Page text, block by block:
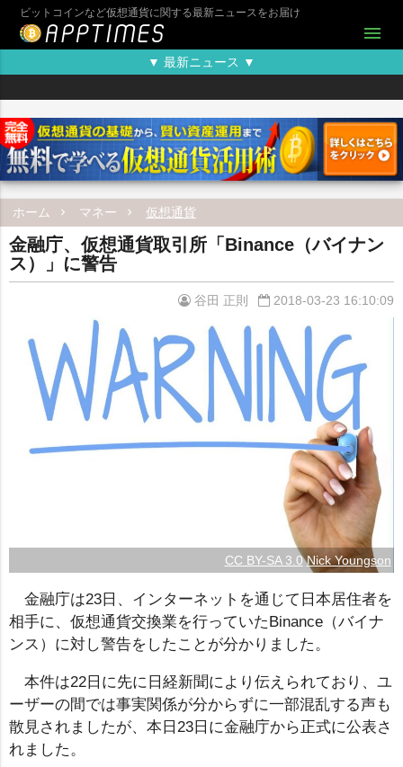
ビットコインなど仮想通貨に関する最新ニュースをお届け
menu
▼ 最新ニュース ▼
ホーム マネー 仮想通貨
金融庁、仮想通貨取引所「Binance（バイナン
ス）」に警告
谷田 正則 2018-03-23 16:10:09
CC BY-SA 3.0 Nick Youngson
金融庁は23日、インターネットを通じて日本居住者を
相手に、仮想通貨交換業を行っていたBinance（バイナ
ンス）に対し警告をしたことが分かりました。
本件は22日に先に日経新聞により伝えられており、ユ
ーザーの間では事実関係が分からずに一部混乱する声も
散見されましたが、本日23日に金融庁から正式に公表さ
れました。